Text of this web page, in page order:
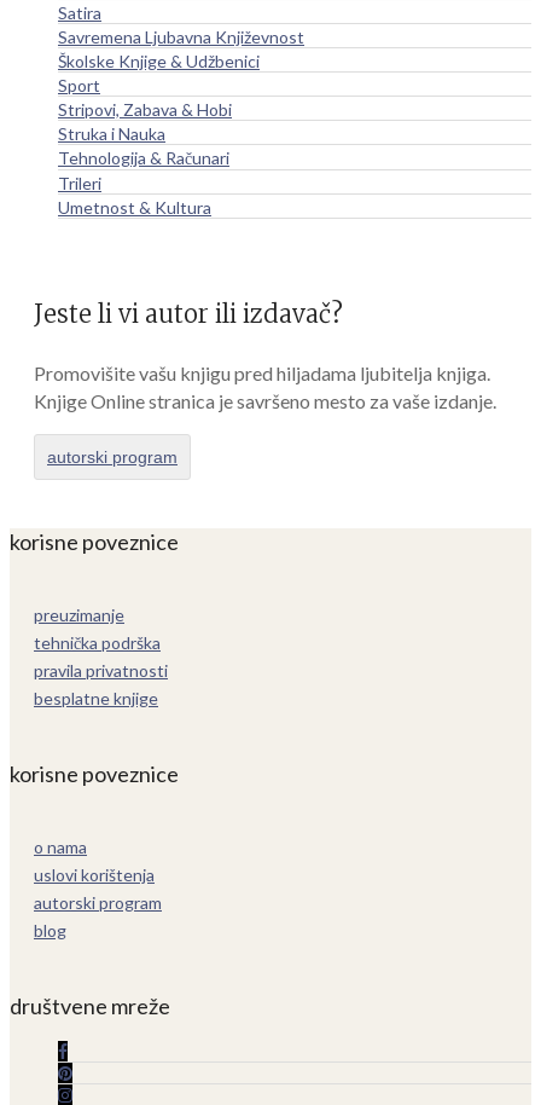
Satira
Savremena Ljubavna Književnost
Školske Knjige & Udžbenici
Sport
Stripovi, Zabava & Hobi
Struka i Nauka
Tehnologija & Računari
Trileri
Umetnost & Kultura
Jeste li vi autor ili izdavač?
Promovišite vašu knjigu pred hiljadama ljubitelja knjiga.
Knjige Online stranica je savršeno mesto za vaše izdanje.
autorski program
korisne poveznice
preuzimanje
tehnička podrška
pravila privatnosti
besplatne knjige
korisne poveznice
o nama
uslovi korištenja
autorski program
blog
društvene mreže